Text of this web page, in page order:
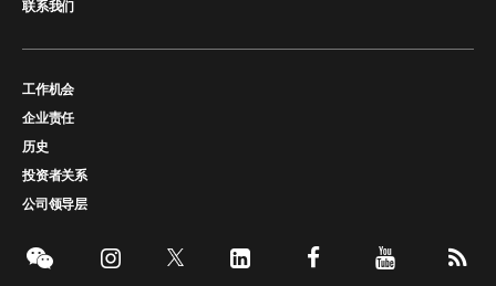
联系我们
工作机会
企业责任
历史
投资者关系
公司领导层